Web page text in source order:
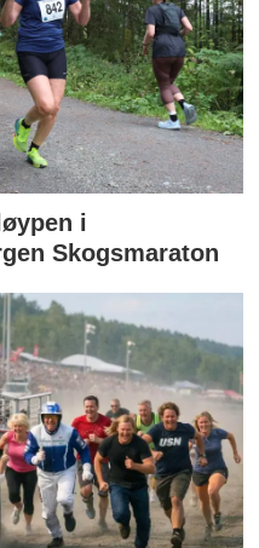
i
Skogsmaraton